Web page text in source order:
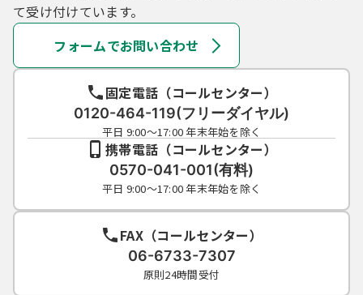
て受け付けています。
フォームでお問い合わせ
固定電話（コールセンター）
0120-464-119(フリーダイヤル)
平日 9:00～17:00 年末年始を除く
携帯電話（コールセンター）
0570-041-001(有料)
平日 9:00～17:00 年末年始を除く
FAX（コールセンター）
06-6733-7307
原則24時間受付